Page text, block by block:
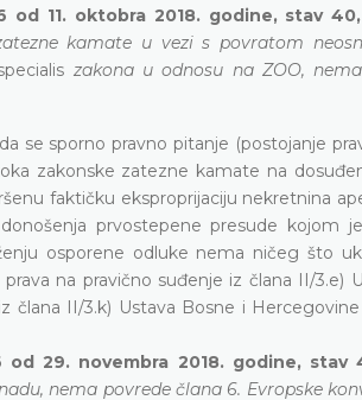
11. oktobra 2018. godine, stav
kamate u vezi s povratom
zakona u odnosu na ZOO,
se sporno pravno pitanje (postojanje
zakonske zatezne kamate na
faktičku eksproprijaciju nekretnina
prvostepene presude kojom
osporene odluke nema ničeg što
na pravično suđenje iz člana II/3.e)
člana II/3.k) Ustava Bosne i
29. novembra 2018. godine, stav
nema povrede člana 6. Evropske